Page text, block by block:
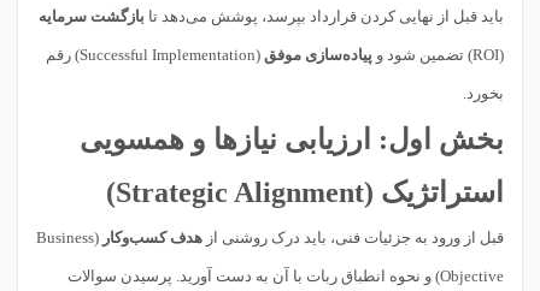
باید قبل از نهایی کردن قرارداد بپرسد، پوشش می‌دهد تا بازگشت سرمایه
(ROI) تضمین شود و پیاده‌سازی موفق (Successful Implementation) رقم
بخورد.
بخش اول: ارزیابی نیازها و همسویی
استراتژیک (Strategic Alignment)
قبل از ورود به جزئیات فنی، باید درک روشنی از هدف کسب‌وکار (Business
Objective) و نحوه انطباق ربات با آن به دست آورید. پرسیدن سوالات